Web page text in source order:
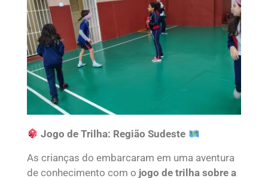
Jogo de Trilha: Região Sudeste
As crianças do embarcaram em uma aventura
de conhecimento com o jogo de trilha sobre a